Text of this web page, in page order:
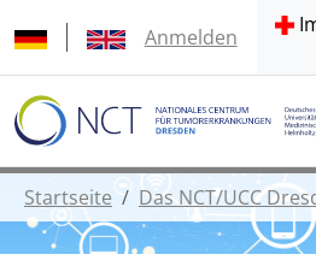
Anmelden
Startseite Das NCT/UCC